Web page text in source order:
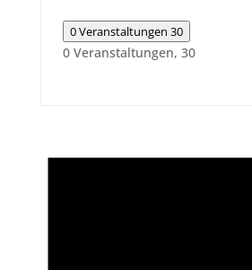
0 Veranstaltungen 30
0 Veranstaltungen, 30